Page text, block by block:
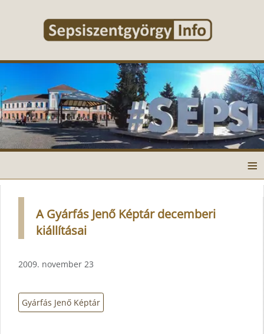
≡
A Gyárfás Jenő Képtár decemberi
kiállításai
2009. november 23
Gyárfás Jenő Képtár